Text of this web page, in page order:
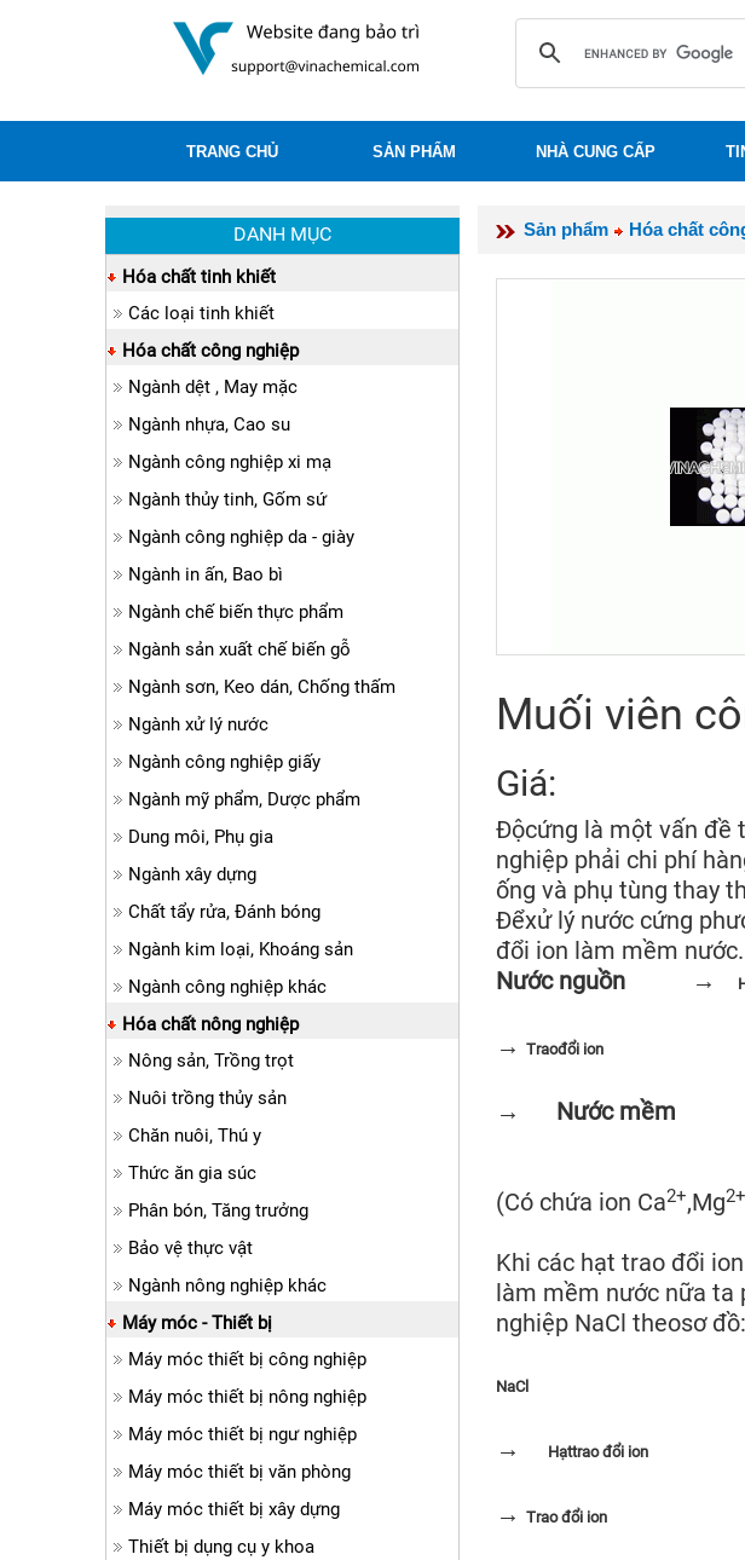
TRANG CHỦ SẢN PHẨM NHÀ CUNG CẤP
Sản phẩm Hóa chất
Muối viên
Giá:
Độcứng là một vấn đề
nghiệp phải chi phí
ống và phụ tùng thay
Đểxử lý nước cứng
đổi ion làm mềm
Nước nguồn→
→ Traođổi ion
→ Nước mềm
(Có chứa ion Ca2+,Mg2+
Khi các hạt trao đổi
làm mềm nước nữa ta
nghiệp NaCl theosơ đồ:
NaCl
→ Hạttrao đổi ion
→ Trao đổi ion
DANH MỤC
Hóa chất tinh khiết
Các loại tinh khiết
Hóa chất công nghiệp
Ngành dệt , May mặc
Ngành nhựa, Cao su
Ngành công nghiệp xi mạ
Ngành thủy tinh, Gốm sứ
Ngành công nghiệp da - giày
Ngành in ấn, Bao bì
Ngành chế biến thực phẩm
Ngành sản xuất chế biến gỗ
Ngành sơn, Keo dán, Chống thấm
Ngành xử lý nước
Ngành công nghiệp giấy
Ngành mỹ phẩm, Dược phẩm
Dung môi, Phụ gia
Ngành xây dựng
Chất tẩy rửa, Đánh bóng
Ngành kim loại, Khoáng sản
Ngành công nghiệp khác
Hóa chất nông nghiệp
Nông sản, Trồng trọt
Nuôi trồng thủy sản
Chăn nuôi, Thú y
Thức ăn gia súc
Phân bón, Tăng trưởng
Bảo vệ thực vật
Ngành nông nghiệp khác
Máy móc - Thiết bị
Máy móc thiết bị công nghiệp
Máy móc thiết bị nông nghiệp
Máy móc thiết bị ngư nghiệp
Máy móc thiết bị văn phòng
Máy móc thiết bị xây dựng
Thiết bị dụng cụ y khoa